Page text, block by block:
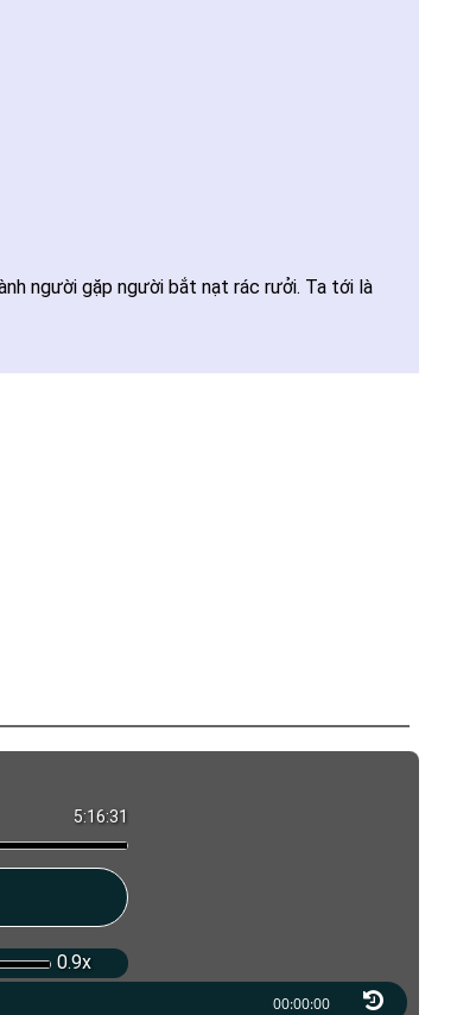
người gặp người bắt nạt rác rưởi. Ta tới là
5:16:31
0.9x